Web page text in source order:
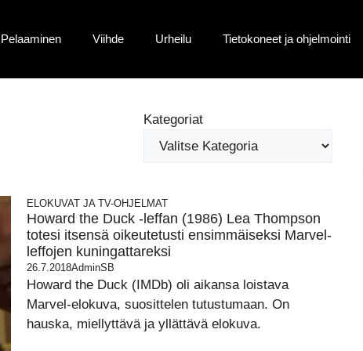
Pelaaminen Viihde Urheilu Tietokoneet ja ohjelmointi
Kategoriat
ELOKUVAT JA TV-OHJELMAT
Howard the Duck -leffan (1986) Lea Thompson
totesi itsensä oikeutetusti ensimmäiseksi Marvel-
leffojen kuningattareksi
26.7.2018AdminSB
Howard the Duck (IMDb) oli aikansa loistava
Marvel-elokuva, suosittelen tutustumaan. On
hauska, miellyttävä ja yllättävä elokuva.